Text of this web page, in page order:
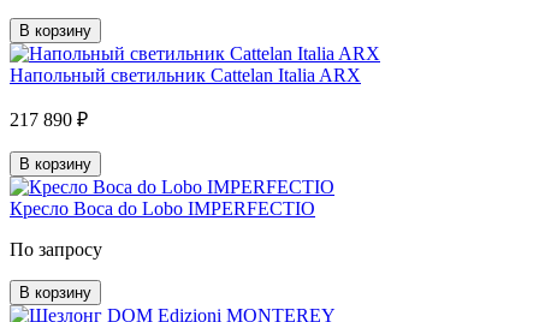
В корзину
Напольный светильник Cattelan Italia ARX
217 890 ₽
В корзину
Кресло Boca do Lobo IMPERFECTIO
По запросу
В корзину